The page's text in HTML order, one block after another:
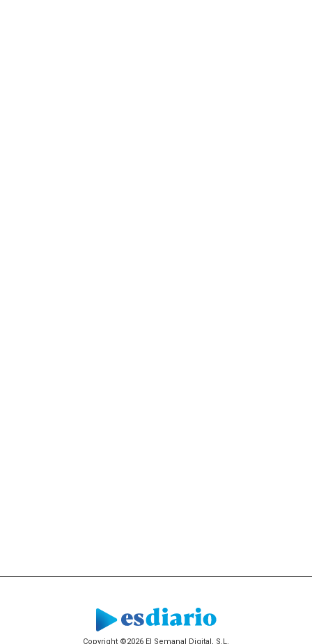
Copyright ©2026 El Semanal Digital, S.L.